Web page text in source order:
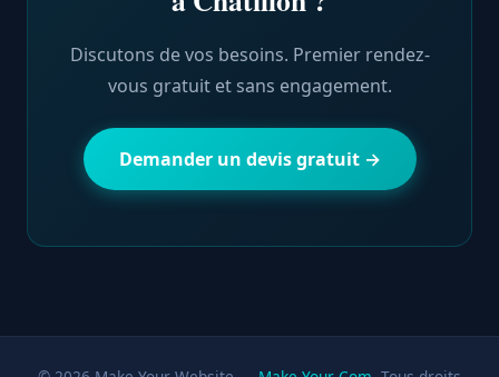
Discutons de vos besoins. Premier rendez-
vous gratuit et sans engagement.
Demander un devis gratuit →